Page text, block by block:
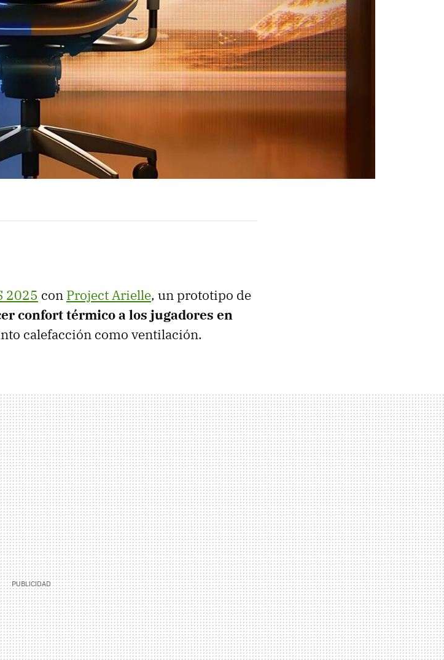
2025 con Project Arielle, un prototipo de
confort térmico a los jugadores en
calefacción como ventilación.